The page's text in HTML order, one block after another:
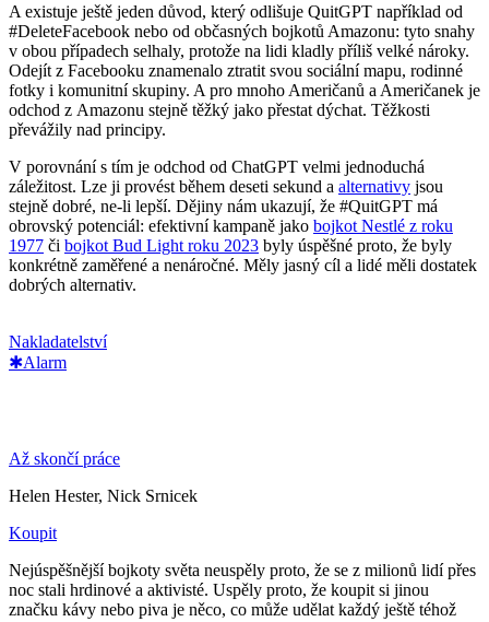
A existuje ještě jeden důvod, který odlišuje QuitGPT například od
#DeleteFacebook nebo od občasných bojkotů Amazonu: tyto snahy
v obou případech selhaly, protože na lidi kladly příliš velké nároky.
Odejít z Facebooku znamenalo ztratit svou sociální mapu, rodinné
fotky i komunitní skupiny. A pro mnoho Američanů a Američanek je
odchod z Amazonu stejně těžký jako přestat dýchat. Těžkosti
převážily nad principy.
V porovnání s tím je odchod od ChatGPT velmi jednoduchá
záležitost. Lze ji provést během deseti sekund a alternativy jsou
stejně dobré, ne-li lepší. Dějiny nám ukazují, že #QuitGPT má
obrovský potenciál: efektivní kampaně jako bojkot Nestlé z roku
1977 či bojkot Bud Light roku 2023 byly úspěšné proto, že byly
konkrétně zaměřené a nenáročné. Měly jasný cíl a lidé měli dostatek
dobrých alternativ.
Nakladatelství
✱Alarm
Až skončí práce
Helen Hester, Nick Srnicek
Koupit
Nejúspěšnější bojkoty světa neuspěly proto, že se z milionů lidí přes
noc stali hrdinové a aktivisté. Uspěly proto, že koupit si jinou
značku kávy nebo piva je něco, co může udělat každý ještě téhož